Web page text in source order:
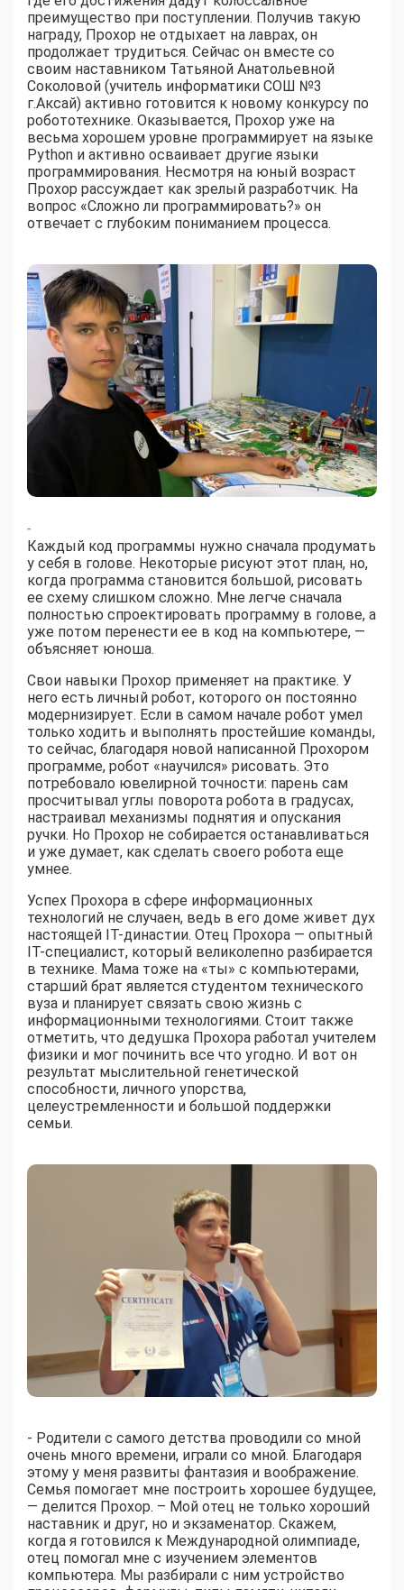
преимущество при поступлении. Получив такую
награду, Прохор не отдыхает на лаврах, он
продолжает трудиться. Сейчас он вместе со
своим наставником Татьяной Анатольевной
Соколовой (учитель информатики СОШ №3
г.Аксай) активно готовится к новому конкурсу по
робототехнике. Оказывается, Прохор уже на
весьма хорошем уровне программирует на языке
Python и активно осваивает другие языки
программирования. Несмотря на юный возраст
Прохор рассуждает как зрелый разработчик. На
вопрос «Сложно ли программировать?» он
отвечает с глубоким пониманием процесса.
-
Каждый код программы нужно сначала продумать
у себя в голове. Некоторые рисуют этот план, но,
когда программа становится большой, рисовать
ее схему слишком сложно. Мне легче сначала
полностью спроектировать программу в голове, а
уже потом перенести ее в код на компьютере, —
объясняет юноша.
Свои навыки Прохор применяет на практике. У
него есть личный робот, которого он постоянно
модернизирует. Если в самом начале робот умел
только ходить и выполнять простейшие команды,
то сейчас, благодаря новой написанной Прохором
программе, робот «научился» рисовать. Это
потребовало ювелирной точности: парень сам
просчитывал углы поворота робота в градусах,
настраивал механизмы поднятия и опускания
ручки. Но Прохор не собирается останавливаться
и уже думает, как сделать своего робота еще
умнее.
Успех Прохора в сфере информационных
технологий не случаен, ведь в его доме живет дух
настоящей IT-династии. Отец Прохора — опытный
IT-специалист, который великолепно разбирается
в технике. Мама тоже на «ты» с компьютерами,
старший брат является студентом технического
вуза и планирует связать свою жизнь с
информационными технологиями. Стоит также
отметить, что дедушка Прохора работал учителем
физики и мог починить все что угодно. И вот он
результат мыслительной генетической
способности, личного упорства,
целеустремленности и большой поддержки
семьи.
- Родители с самого детства проводили со мной
очень много времени, играли со мной. Благодаря
этому у меня развиты фантазия и воображение.
Семья помогает мне построить хорошее будущее,
— делится Прохор. – Мой отец не только хороший
наставник и друг, но и экзаменатор. Скажем,
когда я готовился к Международной олимпиаде,
отец помогал мне с изучением элементов
компьютера. Мы разбирали с ним устройство